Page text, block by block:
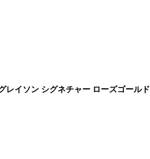
イソン シグネチャー ローズゴールド